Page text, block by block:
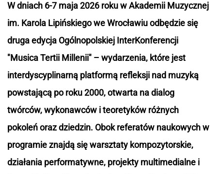
W dniach 6-7 maja 2026 roku w Akademii Muzycznej
im. Karola Lipińskiego we Wrocławiu odbędzie się
druga edycja Ogólnopolskiej InterKonferencji
"Musica Tertii Millenii" – wydarzenia, które jest
interdyscyplinarną platformą refleksji nad muzyką
powstającą po roku 2000, otwarta na dialog
twórców, wykonawców i teoretyków różnych
pokoleń oraz dziedzin. Obok referatów naukowych w
programie znajdą się warsztaty kompozytorskie,
działania performatywne, projekty multimedialne i